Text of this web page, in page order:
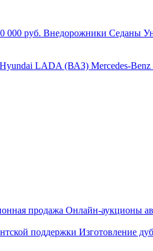
000 руб. Внедорожники Седаны
Hyundai LADA (ВАЗ) Mercedes-Benz
продажа Онлайн-аукционы
поддержки Изготовление